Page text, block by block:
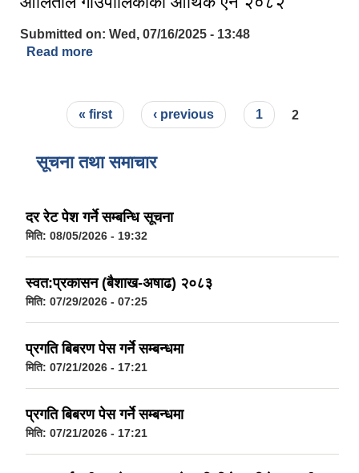
Submitted on: Wed, 07/16/2025 - 13:48
Read more
Pages« first ‹ previous 1 2
सूचना तथा समाचार
दर रेट पेश गर्ने सम्बन्धि सूचना
मिति: 08/05/2026 - 19:32
स्वत:प्रकासन (बैशाख-अषाढ) २०८३
मिति: 07/29/2026 - 07:25
प्रगति बिबरण पेस गर्ने सम्बन्धमा
मिति: 07/21/2026 - 17:21
प्रगति बिबरण पेस गर्ने सम्बन्धमा
मिति: 07/21/2026 - 17:21